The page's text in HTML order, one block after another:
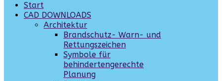
Start
CAD DOWNLOADS
Architektur
Brandschutz- Warn- und
Rettungszeichen
Symbole für
behindertengerechte
Planung